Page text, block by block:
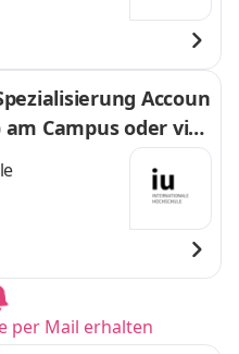
Accoun
Campus oder virt
per Mail erhalten